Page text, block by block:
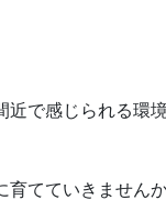
で感じられる環境
てていきませんか